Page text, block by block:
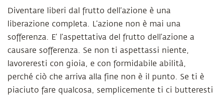
Diventare liberi dal frutto dell’azione è una
liberazione completa. L’azione non è mai una
sofferenza. E’ l’aspettativa del frutto dell’azione a
causare sofferenza. Se non ti aspettassi niente,
lavoreresti con gioia, e con formidabile abilità,
perché ciò che arriva alla fine non è il punto. Se ti è
piaciuto fare qualcosa, semplicemente ti ci butteresti